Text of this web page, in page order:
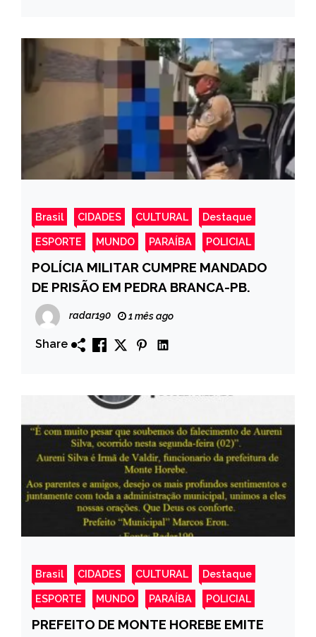
Brasil CIDADES CULTURAL Destaque
ESPORTE MUNDO PARAÍBA POLICIAL
POLÍCIA MILITAR CUMPRE MANDADO
DE PRISÃO EM PEDRA BRANCA-PB.
radar190 1 mês ago
Share
Brasil CIDADES CULTURAL Destaque
ESPORTE MUNDO PARAÍBA POLICIAL
PREFEITO DE MONTE HOREBE EMITE